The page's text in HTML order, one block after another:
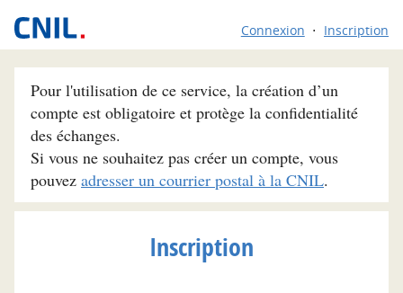
Connexion Inscription
Pour l'utilisation de ce service, la création d’un
compte est obligatoire et protège la confidentialité
des échanges.
Si vous ne souhaitez pas créer un compte, vous
pouvez adresser un courrier postal à la CNIL.
Inscription